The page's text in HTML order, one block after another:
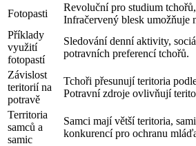
Fotopasti
Revoluční pro studium
Infračervený blesk umožňuje
Příklady
využití
fotopastí
Sledování denní aktivity,
potravních preferencí tchořů.
Závislost
teritorií na
potravě
Tchoři přesunují teritoria
Potravní zdroje ovlivňují
Territoria
samců a
samic
Samci mají větší teritoria,
konkurencí pro ochranu